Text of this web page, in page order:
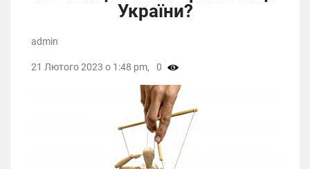
України?
admin
21 Лютого 2023 о 1:48 pm, 0